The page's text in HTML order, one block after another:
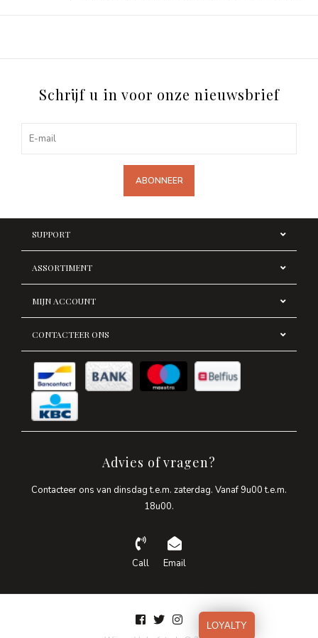
Schrijf u in voor onze nieuwsbrief
ABONNEER
SUPPORT
ASSORTIMENT
MIJN ACCOUNT
CONTACTEER ONS
Advies of vragen?
Contacteer ons van dinsdag t.e.m. zaterdag. Vanaf 9u00 t.e.m.
18u00.
Call Email
LOYALTY